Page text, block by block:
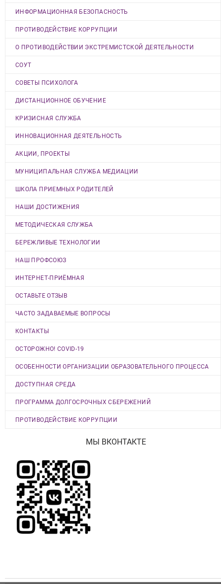
ИНФОРМАЦИОННАЯ БЕЗОПАСНОСТЬ
ПРОТИВОДЕЙСТВИЕ КОРРУПЦИИ
О ПРОТИВОДЕЙСТВИИ ЭКСТРЕМИСТСКОЙ ДЕЯТЕЛЬНОСТИ
СОУТ
СОВЕТЫ ПСИХОЛОГА
ДИСТАНЦИОННОЕ ОБУЧЕНИЕ
КРИЗИСНАЯ СЛУЖБА
ИННОВАЦИОННАЯ ДЕЯТЕЛЬНОСТЬ
АКЦИИ, ПРОЕКТЫ
МУНИЦИПАЛЬНАЯ СЛУЖБА МЕДИАЦИИ
ШКОЛА ПРИЕМНЫХ РОДИТЕЛЕЙ
НАШИ ДОСТИЖЕНИЯ
МЕТОДИЧЕСКАЯ СЛУЖБА
БЕРЕЖЛИВЫЕ ТЕХНОЛОГИИ
НАШ ПРОФСОЮЗ
ИНТЕРНЕТ-ПРИЁМНАЯ
ОСТАВЬТЕ ОТЗЫВ
ЧАСТО ЗАДАВАЕМЫЕ ВОПРОСЫ
КОНТАКТЫ
ОСТОРОЖНО! COVID-19
ОСОБЕННОСТИ ОРГАНИЗАЦИИ ОБРАЗОВАТЕЛЬНОГО ПРОЦЕССА
ДОСТУПНАЯ СРЕДА
ПРОГРАММА ДОЛГОСРОЧНЫХ СБЕРЕЖЕНИЙ
ПРОТИВОДЕЙСТВИЕ КОРРУПЦИИ
МЫ ВКОНТАКТЕ